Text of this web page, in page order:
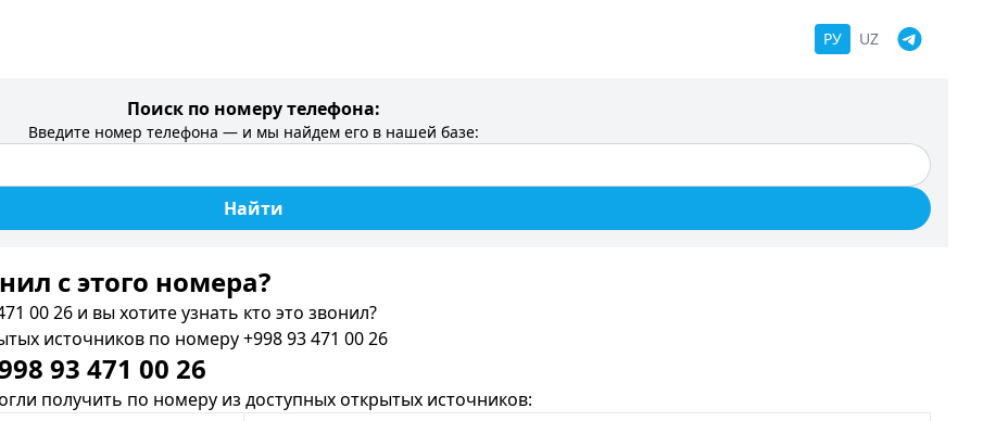
РУ UZ
Поиск по номеру телефона:
Введите номер телефона — и мы найдем его в нашей базе:
Найти
c этого номера?
00 26 и вы хотите узнать кто это звонил?
источников по номеру +998 93 471 00 26
93 471 00 26
получить по номеру из доступных открытых источников: